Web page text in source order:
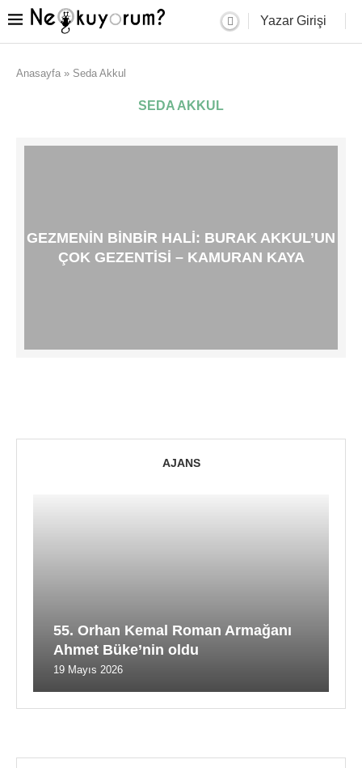
Yazar Girişi
Anasayfa » Seda Akkul
SEDA AKKUL
GEZMENIN BINBIR HALI: BURAK AKKUL’UN
ÇOK GEZENTISI – KAMURAN KAYA
AJANS
55. Orhan Kemal Roman Armağanı
Ahmet Büke’nin oldu
19 Mayıs 2026